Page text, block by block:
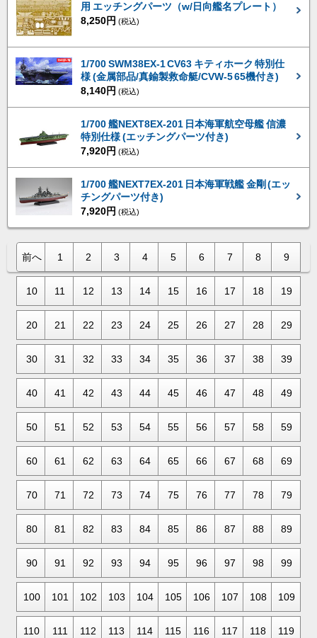
用 エッチングパーツ（w/日向艦名プレート）
8,250円 (税込)
1/700 SWM38EX-1 CV63 キティホーク 特別仕
様 (金属部品/真鍮製救命艇/CVW-5 65機付き)
8,140円 (税込)
1/700 艦NEXT8EX-201 日本海軍航空母艦 信濃
特別仕様 (エッチングパーツ付き)
7,920円 (税込)
1/700 艦NEXT7EX-201 日本海軍戦艦 金剛 (エッ
チングパーツ付き)
7,920円 (税込)
前へ 1 2 3 4 5 6 7 8 9
10 11 12 13 14 15 16 17 18 19
20 21 22 23 24 25 26 27 28 29
30 31 32 33 34 35 36 37 38 39
40 41 42 43 44 45 46 47 48 49
50 51 52 53 54 55 56 57 58 59
60 61 62 63 64 65 66 67 68 69
70 71 72 73 74 75 76 77 78 79
80 81 82 83 84 85 86 87 88 89
90 91 92 93 94 95 96 97 98 99
100 101 102 103 104 105 106 107 108 109
110 111 112 113 114 115 116 117 118 119